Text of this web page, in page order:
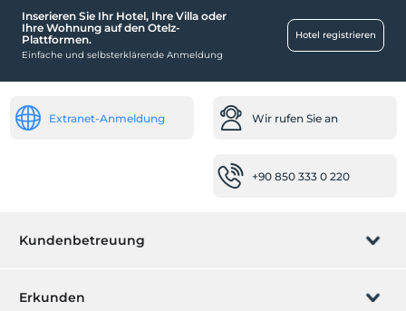
Romantik / Flitterwochen
Baby
Andere
Kaffee Bar
Inserieren Sie Ihr Hotel, Ihre Villa oder
Ihre Wohnung auf den Otelz-
Plattformen.
Einfache und selbsterklärende Anmeldung
Hotel registrieren
Extranet-Anmeldung Wir rufen Sie an
+90 850 333 0 220
Kundenbetreuung
Buchung verwalten
Erkunden